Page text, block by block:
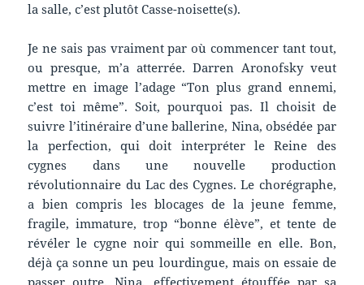
la salle, c’est plutôt Casse-noisette(s).
Je ne sais pas vraiment par où commencer tant tout,
ou presque, m’a atterrée. Darren Aronofsky veut
mettre en image l’adage “Ton plus grand ennemi,
c’est toi même”. Soit, pourquoi pas. Il choisit de
suivre l’itinéraire d’une ballerine, Nina, obsédée par
la perfection, qui doit interpréter le Reine des
cygnes dans une nouvelle production
révolutionnaire du Lac des Cygnes. Le chorégraphe,
a bien compris les blocages de la jeune femme,
fragile, immature, trop “bonne élève”, et tente de
révéler le cygne noir qui sommeille en elle. Bon,
déjà ça sonne un peu lourdingue, mais on essaie de